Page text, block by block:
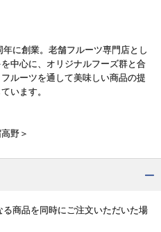
に創業。老舗フルーツ専門店とし
中心に、オリジナルフーズ群と合
ルーツを通して美味しい商品の提
います。
野＞
商品を同時にご注文いただいた場